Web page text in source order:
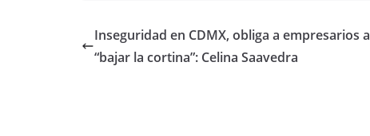
Inseguridad en CDMX, obliga a empresarios a
“bajar la cortina”: Celina Saavedra